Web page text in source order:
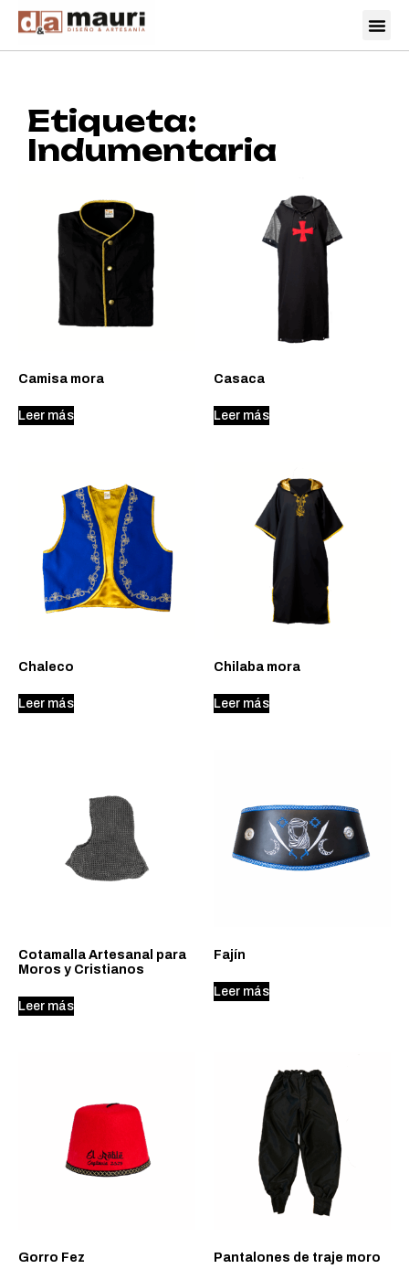
Etiqueta:
Indumentaria
Camisa mora
Leer más
Casaca
Leer más
Chaleco
Leer más
Chilaba mora
Leer más
Cotamalla Artesanal para
Moros y Cristianos
Leer más
Fajín
Leer más
Gorro Fez Pantalones de traje moro